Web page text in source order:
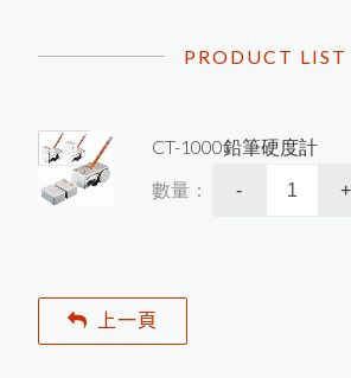
Menu
公司簡介
關於我們
日
本
K
E
T
T
膜
厚
計
台
灣
區
總
代
理
商
-
-
-
-
-
中
燦
科
產品介紹
各類水分測定儀器
近赤外線NIR偵測儀器
最新消息如
何
根
據
A
S
T
M
D
3
3
5
9
M
e
t
h
o
d
B
規
範
進
行
百
格
刮
刀
附
著
力
試
驗
HI-540E混凝土水分計開始銷售
商品洽詢
聯絡我們
Language
繁體中文
PRODUCT LIST
CT-1000鉛筆硬度計
數量：
- +
上一頁